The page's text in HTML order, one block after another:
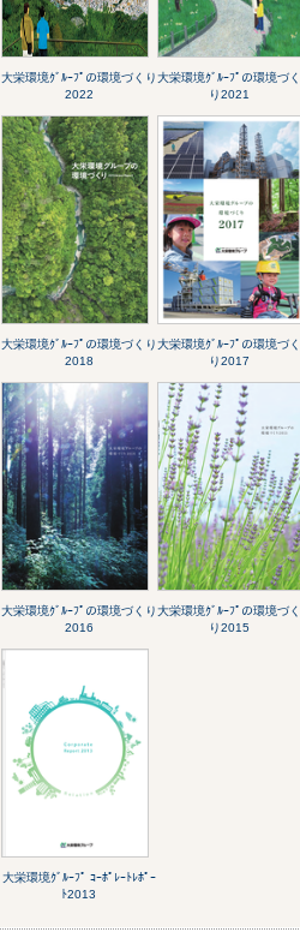
大栄環境ｸﾞﾙｰﾌﾟの環境づくり
2022
大栄環境ｸﾞﾙｰﾌﾟの環境づ
り2021
大栄環境ｸﾞﾙｰﾌﾟの環境づくり
2018
大栄環境ｸﾞﾙｰﾌﾟの環境づ
り2017
大栄環境ｸﾞﾙｰﾌﾟの環境づくり
2016
大栄環境ｸﾞﾙｰﾌﾟの環境づ
り2015
大栄環境ｸﾞﾙｰﾌﾟ ｺｰﾎﾟﾚｰﾄﾚﾎﾟｰ
ﾄ2013